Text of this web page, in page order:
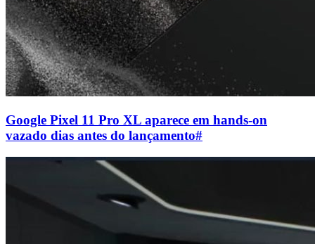
Google Pixel 11 Pro XL aparece em hands-on
vazado dias antes do lançamento#